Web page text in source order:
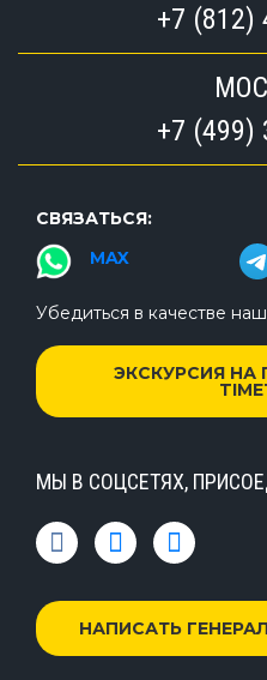
+7 (812)
+7 (499)
СВЯЗАТЬСЯ:
MAX
Убедиться в качестве
ЭКСКУРСИЯ
МЫ В СОЦСЕТЯХ,
НАПИСАТЬ